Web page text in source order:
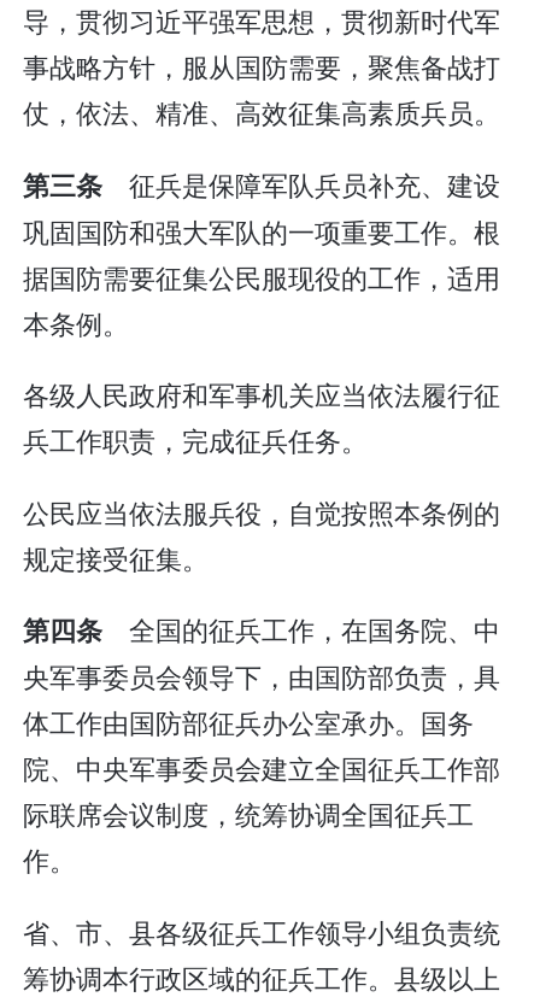
导，贯彻习近平强军思想，贯彻新时代军
事战略方针，服从国防需要，聚焦备战打
仗，依法、精准、高效征集高素质兵员。
第三条 征兵是保障军队兵员补充、建设
巩固国防和强大军队的一项重要工作。根
据国防需要征集公民服现役的工作，适用
本条例。
各级人民政府和军事机关应当依法履行征
兵工作职责，完成征兵任务。
公民应当依法服兵役，自觉按照本条例的
规定接受征集。
第四条 全国的征兵工作，在国务院、中
央军事委员会领导下，由国防部负责，具
体工作由国防部征兵办公室承办。国务
院、中央军事委员会建立全国征兵工作部
际联席会议制度，统筹协调全国征兵工
作。
省、市、县各级征兵工作领导小组负责统
筹协调本行政区域的征兵工作。县级以上